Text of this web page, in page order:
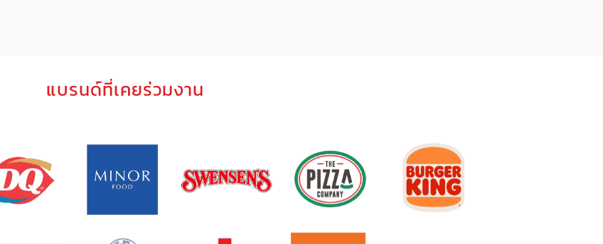
แบรนด์ที่เคยร่วมงาน